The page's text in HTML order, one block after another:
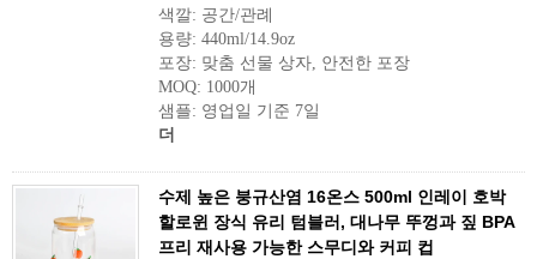
색깔: 공간/관례
용량: 440ml/14.9oz
포장: 맞춤 선물 상자, 안전한 포장
MOQ: 1000개
샘플: 영업일 기준 7일
더
수제 높은 붕규산염 16온스 500ml 인레이 호박
할로윈 장식 유리 텀블러, 대나무 뚜껑과 짚 BPA
프리 재사용 가능한 스무디와 커피 컵